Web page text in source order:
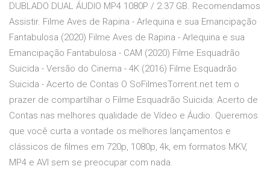
DUBLADO DUAL ÁUDIO MP4 1080P / 2.37 GB. Recomendamos
Assistir. Filme Aves de Rapina - Arlequina e sua Emancipação
Fantabulosa (2020) Filme Aves de Rapina - Arlequina e sua
Emancipação Fantabulosa - CAM (2020) Filme Esquadrão
Suicida - Versão do Cinema - 4K (2016) Filme Esquadrão
Suicida - Acerto de Contas O SoFilmesTorrent.net tem o
prazer de compartilhar o Filme Esquadrão Suicida: Acerto de
Contas nas melhores qualidade de Vídeo e Áudio. Queremos
que você curta a vontade os melhores lançamentos e
clássicos de filmes em 720p, 1080p, 4k, em formatos MKV,
MP4 e AVI sem se preocupar com nada.